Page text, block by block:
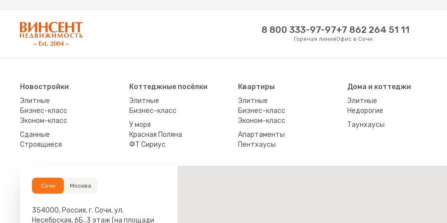
АН «Винсент Недвижимость» 8 800 333-97-97
Горячая линия
+7 862 264 51 11
Офис в Сочи
Новостройки
Элитные
Бизнес-класс
Эконом-класс
Сданные
Строящиеся
Коттеджные посёлки
Элитные
Бизнес-класс
У моря
Красная Поляна
ФТ Сириус
Квартиры
Элитные
Бизнес-класс
Эконом-класс
Апартаменты
Пентхаусы
Дома и коттеджи
Элитные
Недорогие
Таунхаусы
Сочи Москва
354000, Россия, г. Сочи, ул.
Несебрская, 6Б, 3 этаж (на площади